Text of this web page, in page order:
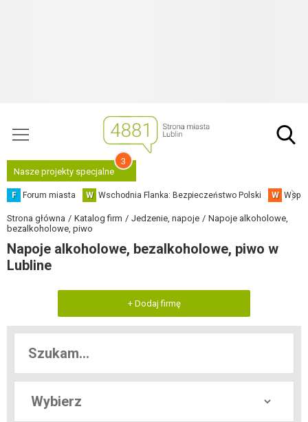
Nasze projekty specjalne
3
F Forum miasta W Wschodnia Flanka: Bezpieczeństwo Polski W
Strona główna Katalog firm Jedzenie, napoje
Napoje alkoholowe,
bezalkoholowe, piwo
Napoje alkoholowe, bezalkoholowe, piwo w
Lubline
+ Dodaj firmę